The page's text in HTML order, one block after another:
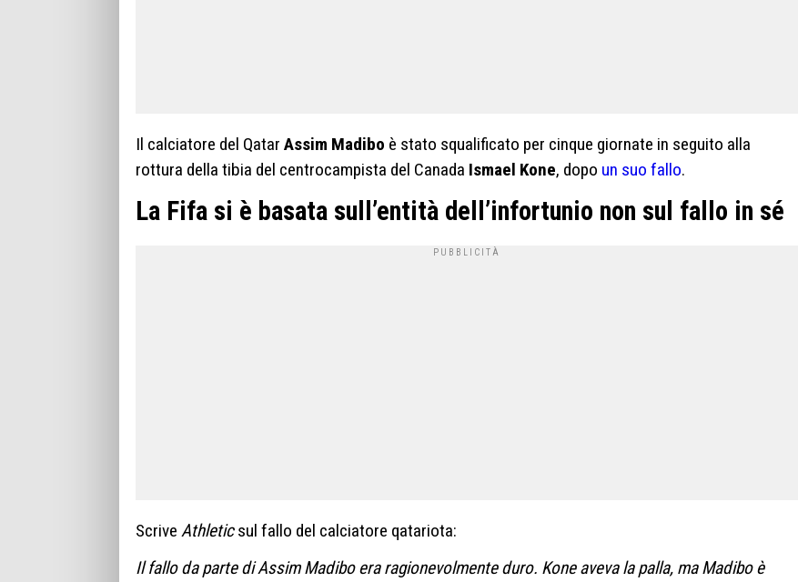
Il calciatore del Qatar Assim Madibo è stato squalificato per cinque giornate in seguito alla
rottura della tibia del centrocampista del Canada Ismael Kone, dopo un suo fallo.
La Fifa si è basata sull’entità dell’infortunio non sul fallo in sé
Scrive Athleticsul fallo del calciatore qatariota:
Il fallo da parte di Assim Madibo era ragionevolmente duro. Kone aveva la palla, ma Madibo è